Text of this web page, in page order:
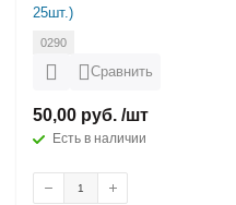
25шт.)
0290
Сравнить
50,00 руб. /шт
Есть в наличии